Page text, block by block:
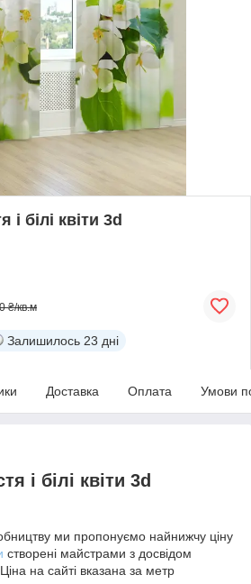
білі квіти 3d
₴/кв.м
Залишилось 23 дні
Доставка Оплата Умови
і білі квіти 3d
ми пропонуємо найнижчу ціну
створені майстрами з досвідом
на сайті вказана за метр